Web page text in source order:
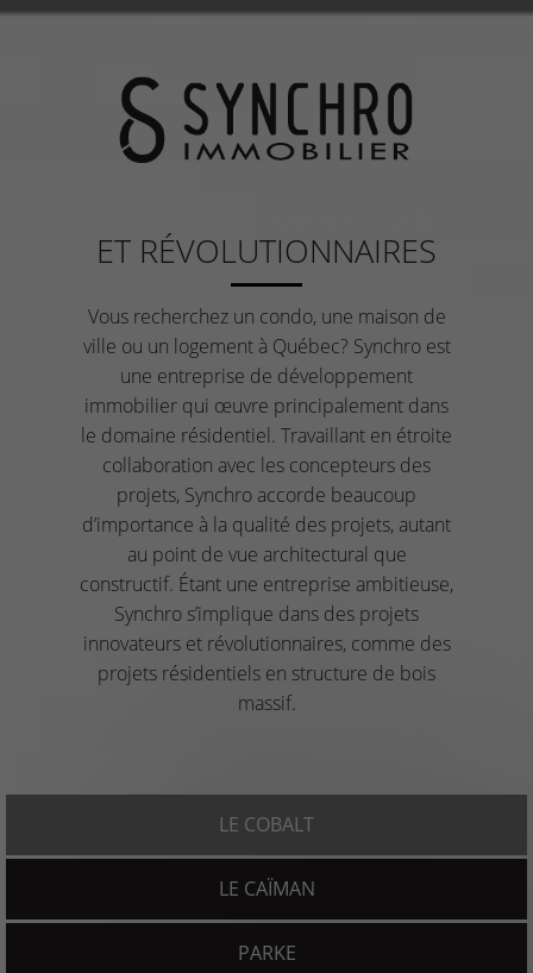
ET RÉVOLUTIONNAIRES
Vous recherchez un condo, une maison de
ville ou un logement à Québec? Synchro est
une entreprise de développement
immobilier qui œuvre principalement dans
le domaine résidentiel. Travaillant en étroite
collaboration avec les concepteurs des
projets, Synchro accorde beaucoup
d’importance à la qualité des projets, autant
au point de vue architectural que
constructif. Étant une entreprise ambitieuse,
Synchro s’implique dans des projets
innovateurs et révolutionnaires, comme des
projets résidentiels en structure de bois
massif.
LE COBALT
LE CAÏMAN
PARKE